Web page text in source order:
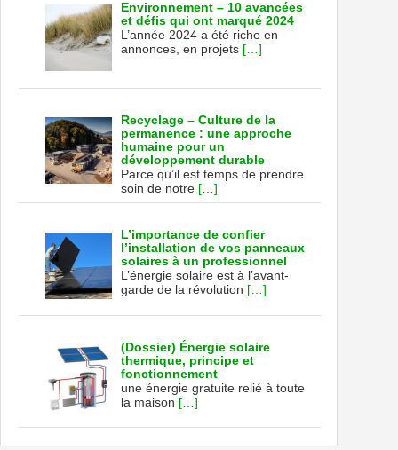
Environnement – 10 avancées
et défis qui ont marqué 2024
L’année 2024 a été riche en
annonces, en projets […]
Recyclage – Culture de la
permanence : une approche
humaine pour un
développement durable
Parce qu’il est temps de prendre
soin de notre […]
L’importance de confier
l’installation de vos panneaux
solaires à un professionnel
L’énergie solaire est à l’avant-
garde de la révolution […]
(Dossier) Énergie solaire
thermique, principe et
fonctionnement
une énergie gratuite relié à toute
la maison […]